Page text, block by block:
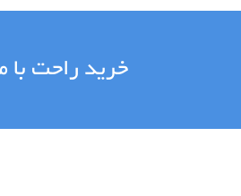
خرید راحت با